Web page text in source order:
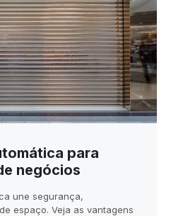
para
negócios
une segurança,
espaço. Veja as vantagens